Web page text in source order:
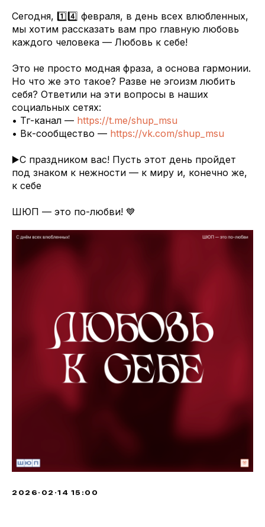
Сегодня, 1️⃣4️⃣ февраля, в день всех влюбленных,
мы хотим рассказать вам про главную любовь
каждого человека — Любовь к себе!
Это не просто модная фраза, а основа гармонии.
Но что же это такое? Разве не эгоизм любить
себя? Ответили на эти вопросы в наших
социальных сетях:
• Тг-канал — https://t.me/shup_msu
• Вк-сообщество — https://vk.com/shup_msu
▶️С праздником вас! Пусть этот день пройдет
под знаком к нежности — к миру и, конечно же,
к себе
ШЮП — это по-любви! 💙
2026-02-14 15:00